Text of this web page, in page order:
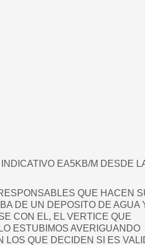
EA5KB/M DESDE
QUE HACEN
DE UN DEPOSITO DE AGUA
CON EL, EL VERTICE QUE
ESTUBIMOS AVERIGUANDO
LOS QUE DECIDEN SI ES